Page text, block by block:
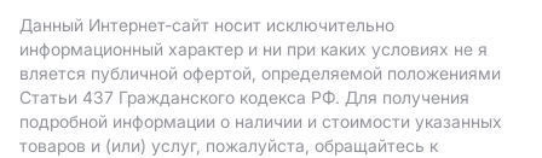
Данный Интернет-сайт носит исключительно
информационный характер и ни при каких условиях не я
вляется публичной офертой, определяемой положениями
Статьи 437 Гражданского кодекса РФ. Для получения
подробной информации о наличии и стоимости указанных
товаров и (или) услуг, пожалуйста, обращайтесь к